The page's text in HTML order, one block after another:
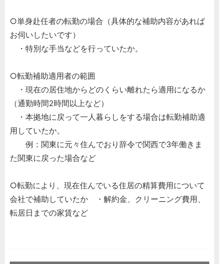
○単身赴任者の転勤の場合（具体的な補助内容があれば
お伺いしたいです）
・特別な手当などを行っていたか。
○転勤補助適用者の範囲
・現在の居住地からどのくらい離れたら適用になるか
（通勤時間2時間以上など）
・本拠地に戻って一人暮らしをする場合は転勤補助適
用していたか。
例：関東に元々住んでおり辞令で関西で3年働きま
た関東に戻った場合など
○転勤により、現在住んでいる住居の精算費用について
会社で補助していたか ・解約金、クリーニング費用、
転居日までの家賃など